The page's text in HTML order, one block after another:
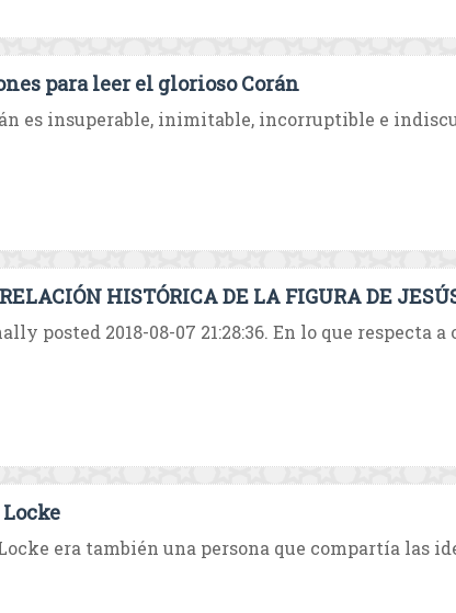
para leer el glorioso Corán
es insuperable, inimitable, incorruptible e
HISTÓRICA DE LA FIGURA DE
posted 2018-08-07 21:28:36. En lo que respecta
era también una persona que compartía las